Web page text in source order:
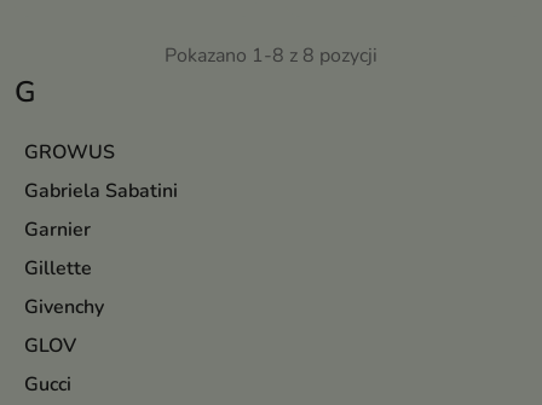
G
GROWUS
Gabriela Sabatini
Garnier
Gillette
Givenchy
GLOV
Gucci
Pokazano 1-8 z 8 pozycji